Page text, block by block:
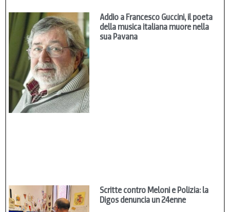
Addio a Francesco Guccini, il poeta
della musica italiana muore nella
sua Pavana
Scritte contro Meloni e Polizia: la
Digos denuncia un 24enne